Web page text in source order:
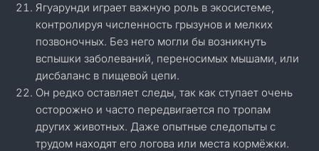
Ягуарунди играет важную роль в экосистеме,
контролируя численность грызунов и мелких
позвоночных. Без него могли бы возникнуть
вспышки заболеваний, переносимых мышами, или
дисбаланс в пищевой цепи.
Он редко оставляет следы, так как ступает очень
осторожно и часто передвигается по тропам
других животных. Даже опытные следопыты с
трудом находят его логова или места кормёжки.